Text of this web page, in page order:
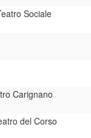
Sociale
Carignano
del Corso